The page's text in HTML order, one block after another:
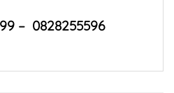
– 0828255596